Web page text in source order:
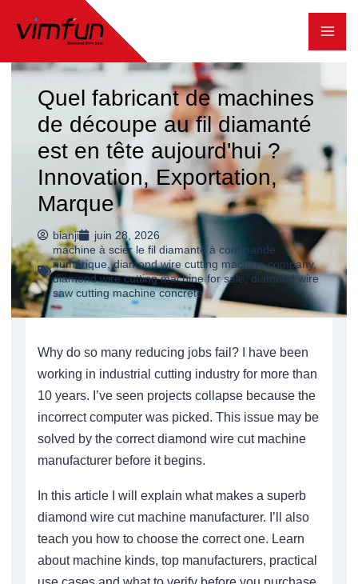
content
Quel fabricant de machines
de découpe au fil diamanté
est en tête aujourd'hui ?
Innovation, Exportation,
Marque
bianji
juin 28, 2026
machine à scier le fil diamanté à commande
numérique,diamond wire cutting machine company,
diamond wire cutting machine for sale, diamond wire
saw cutting machine concrete
Why do so many reducing jobs fail? I have been
working in industrial cutting industry for more than
10 years. I’ve seen projects collapse because the
incorrect computer was picked. This issue may be
solved by the correct diamond wire cut machine
manufacturer before it begins.
In this article I will explain what makes a superb
diamond wire cut machine manufacturer. I’ll also
teach you how to choose the correct one. Learn
about machine kinds, top manufacturers, practical